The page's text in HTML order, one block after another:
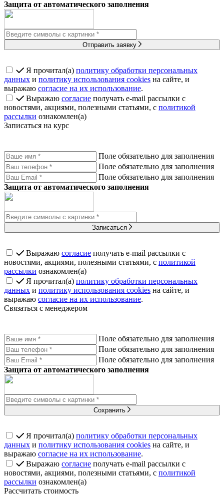
Защита от автоматического заполнения
Отправить заявку
Я прочитал(а) политику обработки персональных
данных и политику использования cookies на сайте, и
выражаю согласие на их использование.
Выражаю согласие получать e-mail рассылки с
новостями, акциями, полезными статьями, с политикой
рассылки ознакомлен(а)
Записаться на курс
Поле обязательно для заполнения
Поле обязательно для заполнения
Поле обязательно для заполнения
Защита от автоматического заполнения
Записаться
Выражаю согласие получать e-mail рассылки с
новостями, акциями, полезными статьями, с политикой
рассылки ознакомлен(а)
Я прочитал(а) политику обработки персональных
данных и политику использования cookies на сайте, и
выражаю согласие на их использование.
Связаться с менеджером
Поле обязательно для заполнения
Поле обязательно для заполнения
Поле обязательно для заполнения
Защита от автоматического заполнения
Сохранить
Я прочитал(а) политику обработки персональных
данных и политику использования cookies на сайте, и
выражаю согласие на их использование.
Выражаю согласие получать e-mail рассылки с
новостями, акциями, полезными статьями, с политикой
рассылки ознакомлен(а)
Рассчитать стоимость